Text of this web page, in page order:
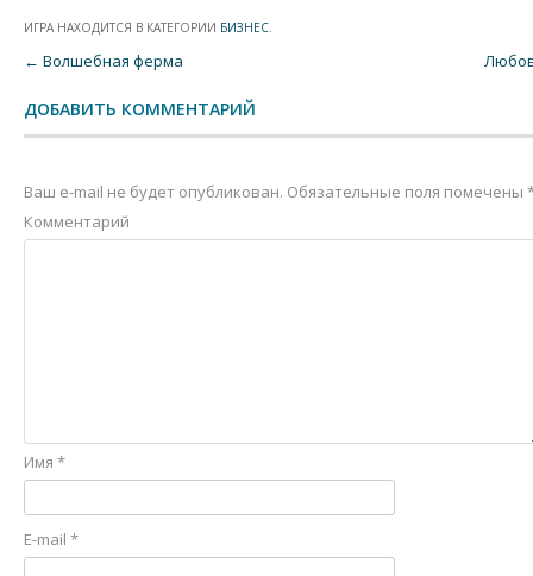
ИГРА НАХОДИТСЯ В КАТЕГОРИИ БИЗНЕС.
Post navigation
← Волшебная ферма
ДОБАВИТЬ КОММЕНТАРИЙ
Ваш e-mail не будет опубликован. Обязательные поля помечены
Комментарий
Имя *
E-mail *